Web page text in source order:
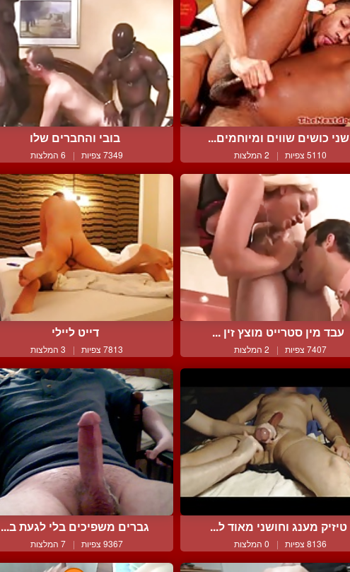
שני כושים שווים ומיוחמים...
5110 צפיות | 2 המלצות
בובי והחברים שלו
7349 צפיות | 6 המלצות
עבד מין סטרייט מוצץ זין ...
7407 צפיות | 2 המלצות
דייט ליילי
7813 צפיות | 3 המלצות
טיזיק מענג וחושני מאוד ל...
8136 צפיות | 0 המלצות
גברים משפיכים בלי לגעת ב...
9367 צפיות | 7 המלצות